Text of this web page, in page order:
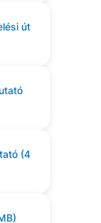
út
(4